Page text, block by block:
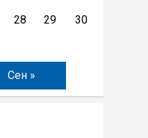
Сен »
28 29 30